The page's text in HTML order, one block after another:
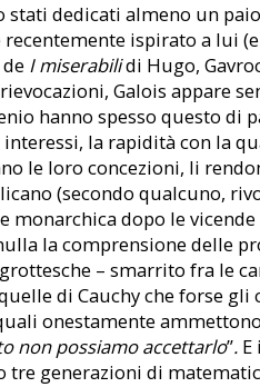
stati dedicati almeno un
recentemente ispirato a lui
I miserabilidi Hugo,
Galois appare
hanno spesso questo di
la rapidità con la
le loro concezioni, li
(secondo qualcuno,
monarchica dopo le
la comprensione delle
– smarrito fra le
di Cauchy che forse
onestamente
non possiamo accettarlo”.
tre generazioni di